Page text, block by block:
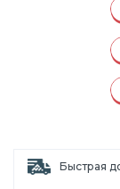
Быстрая